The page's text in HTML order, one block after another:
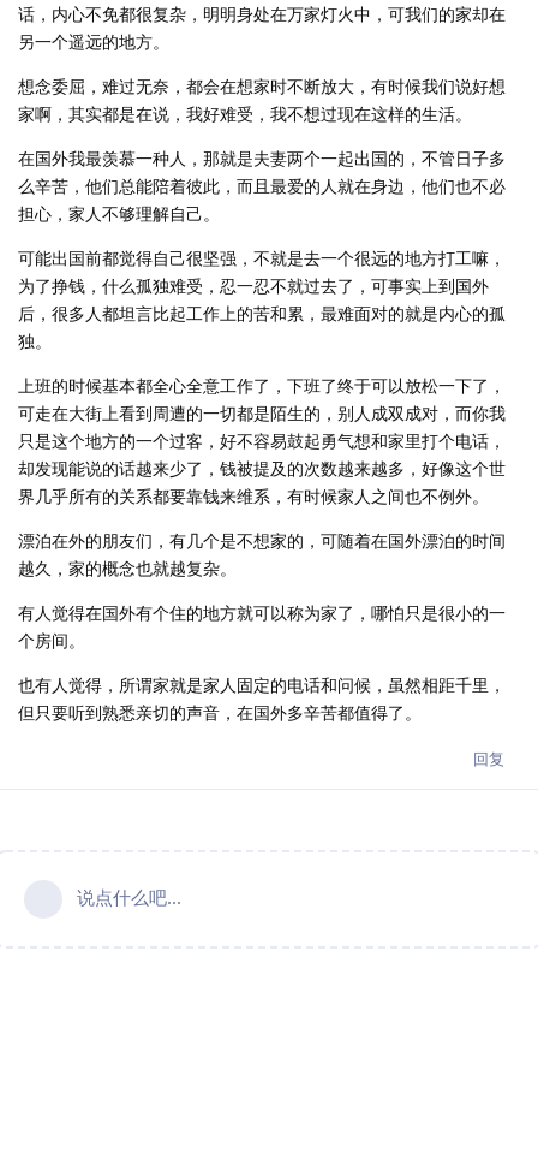
话，内心不免都很复杂，明明身处在万家灯火中，可我们的家却在
另一个遥远的地方。
想念委屈，难过无奈，都会在想家时不断放大，有时候我们说好想
家啊，其实都是在说，我好难受，我不想过现在这样的生活。
在国外我最羡慕一种人，那就是夫妻两个一起出国的，不管日子多
么辛苦，他们总能陪着彼此，而且最爱的人就在身边，他们也不必
担心，家人不够理解自己。
可能出国前都觉得自己很坚强，不就是去一个很远的地方打工嘛，
为了挣钱，什么孤独难受，忍一忍不就过去了，可事实上到国外
后，很多人都坦言比起工作上的苦和累，最难面对的就是内心的孤
独。
上班的时候基本都全心全意工作了，下班了终于可以放松一下了，
可走在大街上看到周遭的一切都是陌生的，别人成双成对，而你我
只是这个地方的一个过客，好不容易鼓起勇气想和家里打个电话，
却发现能说的话越来少了，钱被提及的次数越来越多，好像这个世
界几乎所有的关系都要靠钱来维系，有时候家人之间也不例外。
漂泊在外的朋友们，有几个是不想家的，可随着在国外漂泊的时间
越久，家的概念也就越复杂。
有人觉得在国外有个住的地方就可以称为家了，哪怕只是很小的一
个房间。
也有人觉得，所谓家就是家人固定的电话和问候，虽然相距千里，
但只要听到熟悉亲切的声音，在国外多辛苦都值得了。
回复
说点什么吧...